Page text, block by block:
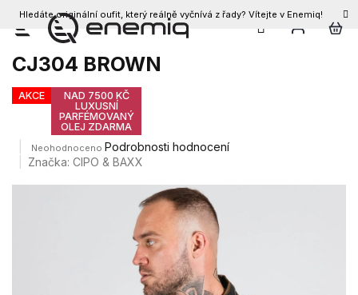
Přejít
obsah
Hledáte originální oufit, který reálně vyčnívá z řady? Vítejte v Enemiq!
CZK
Pánská bunda CIPO & BAXX
CJ304 BROWN
AKCE
NAD 7500 KČ
LUXUSNÍ
PARFÉMOVANÝ
OLEJ ZDARMA
Průměrné
hodnocení
Neohodnoceno Podrobnosti hodnocení
Značka:CIPO & BAXX